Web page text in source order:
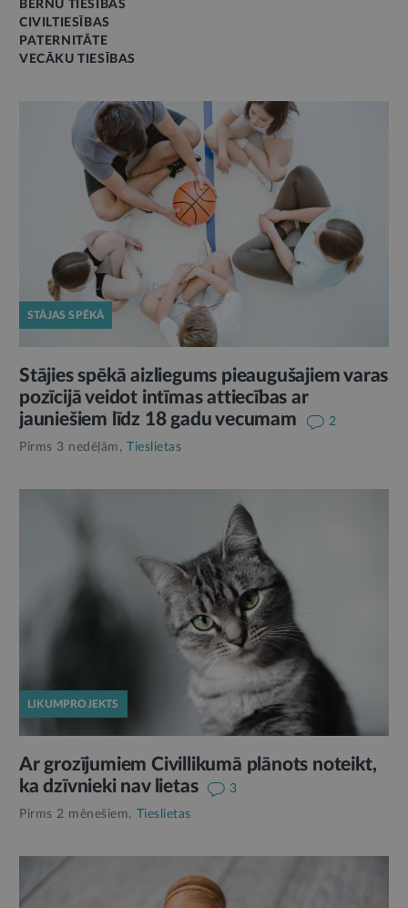
BĒRNU TIESĪBAS
CIVILTIESĪBAS
PATERNITĀTE
VECĀKU TIESĪBAS
STĀJAS SPĒKĀ
Stājies spēkā aizliegums pieaugušajiem varas
pozīcijā veidot intīmas attiecības ar
jauniešiem līdz 18 gadu vecumam
2
Pirms 3 nedēļām,
Tieslietas
LIKUMPROJEKTS
Ar grozījumiem Civillikumā plānots noteikt,
ka dzīvnieki nav lietas
3
Pirms 2 mēnešiem,
Tieslietas